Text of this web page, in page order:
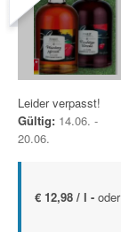
Leider verpasst!
Gültig: 14.06. -
20.06.
€ 12,98 / l -